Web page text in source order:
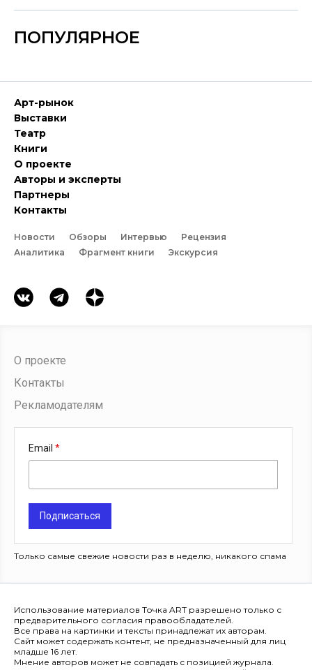
ПОПУЛЯРНОЕ
Арт-рынок
Выставки
Театр
Книги
О проекте
Авторы и эксперты
Партнеры
Контакты
Новости Обзоры Интервью
Рецензия
Аналитика
Фрагмент книги Экскурсия
О проекте
Контакты
Рекламодателям
Email
Подписаться
Только самые свежие новости раз в неделю, никакого спама
Использование материалов Точка ART разрешено только с
предварительного согласия правообладателей.
Все права на картинки и тексты принадлежат их авторам.
Сайт может содержать контент, не предназначенный для лиц
младше 16 лет.
Мнение авторов может не совпадать с позицией журнала.